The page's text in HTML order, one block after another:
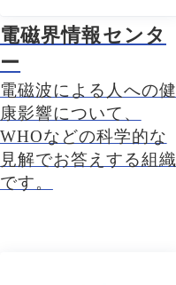
電磁界情報センタ
ー
電磁波による人への健
康影響について、
WHOなどの科学的な
見解でお答えする組織
です。